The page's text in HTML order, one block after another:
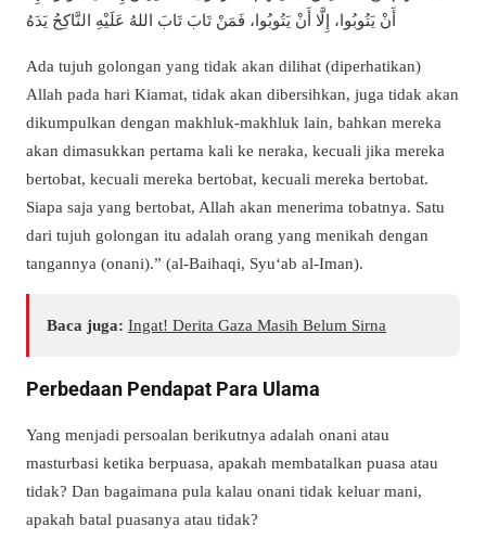
أَنْ يَتُوبُوا، إِلَّا أَنْ يَتُوبُوا، فَمَنْ تَابَ تَابَ اللهُ عَلَيْهِ النَّاكِحُ يَدَهُ
Ada tujuh golongan yang tidak akan dilihat (diperhatikan)
Allah pada hari Kiamat, tidak akan dibersihkan, juga tidak akan
dikumpulkan dengan makhluk-makhluk lain, bahkan mereka
akan dimasukkan pertama kali ke neraka, kecuali jika mereka
bertobat, kecuali mereka bertobat, kecuali mereka bertobat.
Siapa saja yang bertobat, Allah akan menerima tobatnya. Satu
dari tujuh golongan itu adalah orang yang menikah dengan
tangannya (onani).” (al-Baihaqi, Syu‘ab al-Iman).
Baca juga: Ingat! Derita Gaza Masih Belum Sirna
Perbedaan Pendapat Para Ulama
Yang menjadi persoalan berikutnya adalah onani atau
masturbasi ketika berpuasa, apakah membatalkan puasa atau
tidak? Dan bagaimana pula kalau onani tidak keluar mani,
apakah batal puasanya atau tidak?